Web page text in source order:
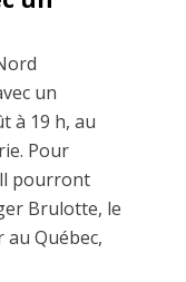
un
à 19 h, au
Pour
pourront
Brulotte, le
Québec,